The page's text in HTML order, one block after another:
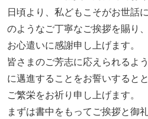
日頃より、私どもこそがお世話
のようなご丁寧なご挨拶を賜り
お心遣いに感謝申し上げます。
皆さまのご芳志に応えられるよ
に邁進することをお誓いすると
ご繁栄をお祈り申し上げます。
まずは書中をもってご挨拶と御